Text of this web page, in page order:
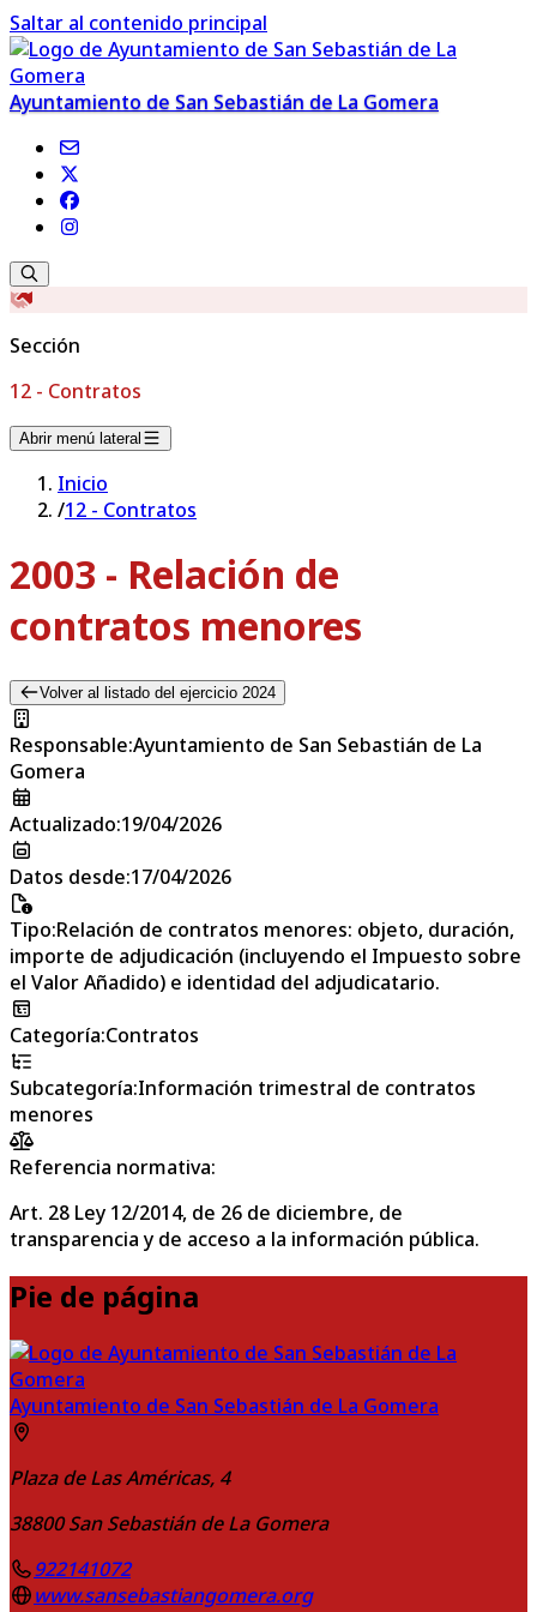
Saltar al contenido principal
Ayuntamiento de San Sebastián de La Gomera
Sección
12 - Contratos
Abrir menú lateral
Inicio
/12 - Contratos
2003 - Relación de
contratos menores
Volver al listado del ejercicio 2024
Responsable:Ayuntamiento de San Sebastián de La
Gomera
Actualizado:19/04/2026
Datos desde:17/04/2026
Tipo:Relación de contratos menores: objeto, duración,
importe de adjudicación (incluyendo el Impuesto sobre
el Valor Añadido) e identidad del adjudicatario.
Categoría:Contratos
Subcategoría:Información trimestral de contratos
menores
Referencia normativa:
Art. 28 Ley 12/2014, de 26 de diciembre, de
transparencia y de acceso a la información pública.
Pie de página
Ayuntamiento de San Sebastián de La Gomera
Plaza de Las Américas, 4
38800 San Sebastián de La Gomera
922141072
www.sansebastiangomera.org